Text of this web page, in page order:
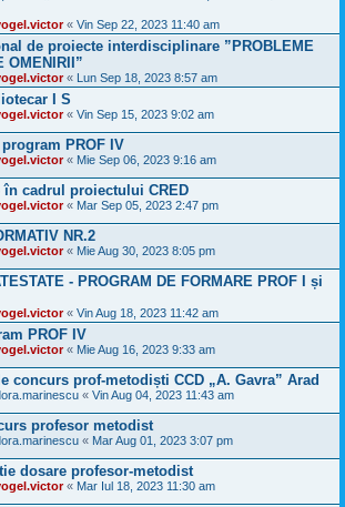
« Vin Sep 22, 2023 11:40 am
de proiecte interdisciplinare ”PROBLEME
OMENIRII”
« Lun Sep 18, 2023 8:57 am
I S
« Vin Sep 15, 2023 9:02 am
PROF IV
« Mie Sep 06, 2023 9:16 am
în cadrul proiectului CRED
« Mar Sep 05, 2023 2:47 pm
NR.2
« Mie Aug 30, 2023 8:05 pm
- PROGRAM DE FORMARE PROF I și
« Vin Aug 18, 2023 11:42 am
PROF IV
« Mie Aug 16, 2023 9:33 am
concurs prof-metodiști CCD „A. Gavra” Arad
« Vin Aug 04, 2023 11:43 am
profesor metodist
« Mar Aug 01, 2023 3:07 pm
dosare profesor-metodist
« Mar Iul 18, 2023 11:30 am